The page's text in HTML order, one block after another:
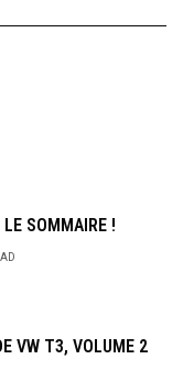
SOMMAIRE !
VW T3, VOLUME 2